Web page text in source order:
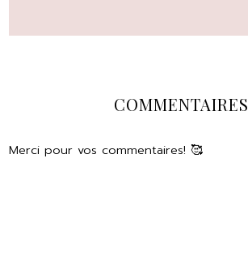
COMMENTAIRES
Merci pour vos commentaires! 🥰